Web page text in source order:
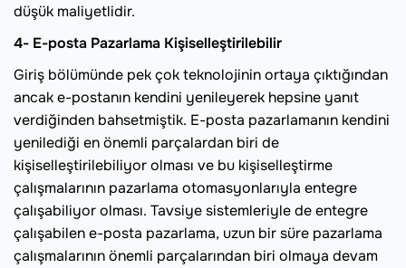
düşük maliyetlidir.
4- E-posta Pazarlama Kişiselleştirilebilir
Giriş bölümünde pek çok teknolojinin ortaya çıktığından
ancak e-postanın kendini yenileyerek hepsine yanıt
verdiğinden bahsetmiştik. E-posta pazarlamanın kendini
yenilediği en önemli parçalardan biri de
kişiselleştirilebiliyor olması ve bu kişiselleştirme
çalışmalarının pazarlama otomasyonlarıyla entegre
çalışabiliyor olması. Tavsiye sistemleriyle de entegre
çalışabilen e-posta pazarlama, uzun bir süre pazarlama
çalışmalarının önemli parçalarından biri olmaya devam